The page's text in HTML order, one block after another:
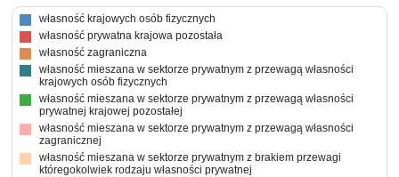
własność krajowych osób fizycznych
własność prywatna krajowa pozostała
własność zagraniczna
własność mieszana w sektorze prywatnym z przewagą własności
krajowych osób fizycznych
własność mieszana w sektorze prywatnym z przewagą własności
prywatnej krajowej pozostałej
własność mieszana w sektorze prywatnym z przewagą własności
zagranicznej
własność mieszana w sektorze prywatnym z brakiem przewagi
któregokolwiek rodzaju własności prywatnej